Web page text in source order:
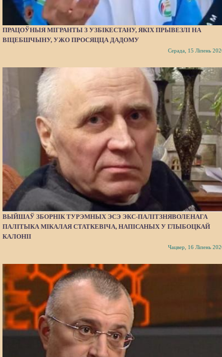
ПРАЦОЎНЫЯ МІГРАНТЫ З УЗБІКЕСТАНУ, ЯКІХ ПРЫВЕЗЛІ НА
ВІЦЕБШЧЫНУ, УЖО ПРОСЯЦЦА ДАДОМУ
Серада, 15 Ліпень
ВЫЙШАЎ ЗБОРНІК ТУРЭМНЫХ ЭСЭ ЭКС-ПАЛІТЗНЯВОЛЕНАГА
ПАЛІТЫКА МІКАЛАЯ СТАТКЕВІЧА, НАПІСАНЫХ У ГЛЫБОЦКАЙ
КАЛОНІІ
Чацвер, 16 Ліпень